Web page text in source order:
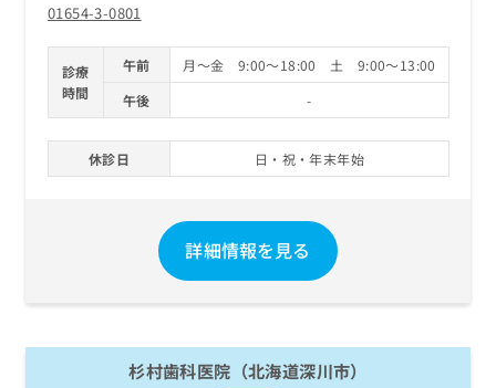
01654-3-0801
診療
時間
午前
月～金 9:00～18:00 土 9:00～13:00
午後
-
休診日 日・祝・年末年始
詳細情報を見る
杉村歯科医院（北海道深川市）